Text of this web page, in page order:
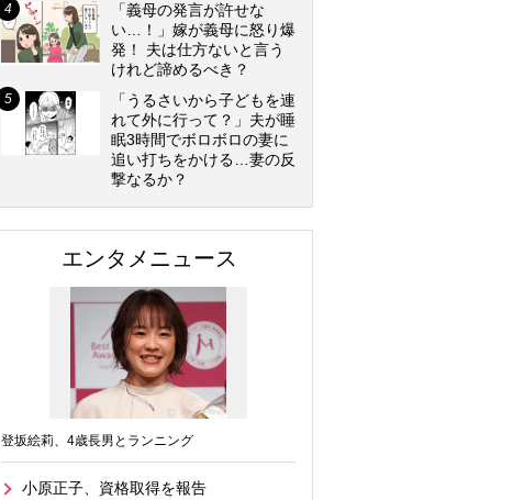
「義母の発言が許せな
い…！」嫁が義母に怒り爆
発！ 夫は仕方ないと言う
けれど諦めるべき？
「うるさいから子どもを連
れて外に行って？」夫が睡
眠3時間でボロボロの妻に
追い打ちをかける…妻の反
撃なるか？
エンタメニュース
登坂絵莉、4歳長男とランニング
小原正子、資格取得を報告